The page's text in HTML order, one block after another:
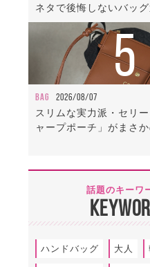
ネタで後悔しないバッ
5
BAG 2026/08/07
スリムな実力派・セリ
ャープポーチ」がまさ
話題のキーワ
ハンドバッグ 大人